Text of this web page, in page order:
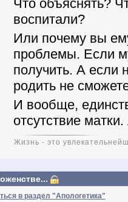
Что объяснять?
воспитали?
Или почему вы
проблемы. Если
получить. А если
родить не
И вообще,
отсутствие
Жизнь - это
в раздел "Апологетика"